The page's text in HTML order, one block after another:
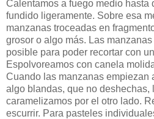
Calentamos a fuego medio hasta
fundido ligeramente. Sobre esa
manzanas troceadas en
grosor o algo más. Las
posible para poder recortar con
Espolvoreamos con canela
Cuando las manzanas empiezan
algo blandas, que no deshechas,
caramelizamos por el otro lado.
escurrir. Para pasteles